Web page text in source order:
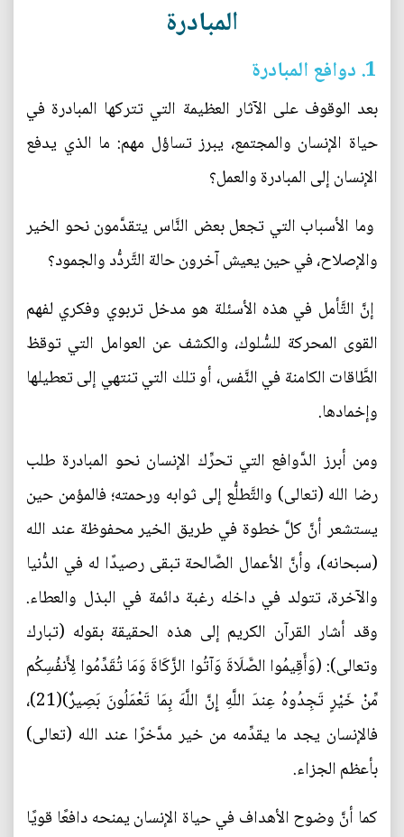
المبادرة
1. دوافع المبادرة
بعد الوقوف على الآثار العظيمة التي تتركها المبادرة في
حياة الإنسان والمجتمع، يبرز تساؤل مهم: ما الذي يدفع
الإنسان إلى المبادرة والعمل؟
وما الأسباب التي تجعل بعض النَّاس يتقدَّمون نحو الخير
والإصلاح، في حين يعيش آخرون حالة التَّردُّد والجمود؟
إنَّ التَّأمل في هذه الأسئلة هو مدخل تربوي وفكري لفهم
القوى المحركة للسُّلوك، والكشف عن العوامل التي توقظ
الطَّاقات الكامنة في النَّفس، أو تلك التي تنتهي إلى تعطيلها
وإخمادها.
ومن أبرز الدَّوافع التي تحرِّك الإنسان نحو المبادرة طلب
رضا الله (تعالى) والتَّطلُّع إلى ثوابه ورحمته؛ فالمؤمن حين
يستشعر أنَّ كلَّ خطوة في طريق الخير محفوظة عند الله
(سبحانه)، وأنَّ الأعمال الصَّالحة تبقى رصيدًا له في الدُّنيا
والآخرة، تتولد في داخله رغبة دائمة في البذل والعطاء.
وقد أشار القرآن الكريم إلى هذه الحقيقة بقوله (تبارك
وتعالى): (وَأَقِيمُوا الصَّلَاةَ وَآتُوا الزَّكَاةَ وَمَا تُقَدِّمُوا لِأَنفُسِكُم
مِّنْ خَيْرٍ تَجِدُوهُ عِندَ اللَّهِ إِنَّ اللَّهَ بِمَا تَعْمَلُونَ بَصِيرٌ)(21)،
فالإنسان يجد ما يقدِّمه من خير مدَّخرًا عند الله (تعالى)
بأعظم الجزاء.
كما أنَّ وضوح الأهداف في حياة الإنسان يمنحه دافعًا قويًا